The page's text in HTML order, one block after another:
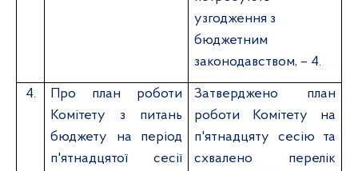
узгодження з
бюджетним
законодавством, – 4.
4.
Про план роботи
Комітету з питань
бюджету на період
п'ятнадцятої сесії
Затверджено план
роботи Комітету на
п'ятнадцяту сесію та
схвалено перелік